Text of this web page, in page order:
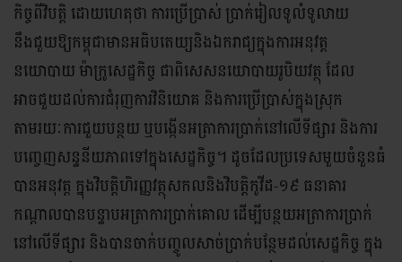
កិច្ចពីវិបត្តិ ដោយហេតុថា ការប្រើប្រាស់ ប្រាក់រៀលទូលំទូលាយ
នឹងជួយឱ្យកម្ពុជាមានអធិបតេយ្យនិងឯករាជ្យក្នុងការអនុវត្ត
នយោបាយ ម៉ាក្រូសេដ្ឋកិច្ច ជាពិសេសនយោបាយរូបិយវត្ថុ ដែល
អាចជួយដល់ការជំរុញការវិនិយោគ និងការប្រើប្រាស់ក្នុងស្រុក
តាមរយៈការជួយបន្ថយ ឬបង្កើនអត្រាការប្រាក់នៅលើទីផ្សារ និងការ
បញ្ចេញសន្ទនីយភាពទៅក្នុងសេដ្ឋកិច្ច។ ដូចដែលប្រទេសមួយចំនួនធំ
បានអនុវត្ត ក្នុងវិបត្តិហិរញ្ញវត្ថុសកលនិងវិបត្តិកូវីដ-១៩ ធនាគារ
កណ្តាលបានបន្ទាបអត្រាការប្រាក់គោល ដើម្បីបន្ថយអត្រាការប្រាក់
នៅលើទីផ្សារ និងបានចាក់បញ្ចូលសាច់ប្រាក់បន្ថែមដល់សេដ្ឋកិច្ច ក្នុង